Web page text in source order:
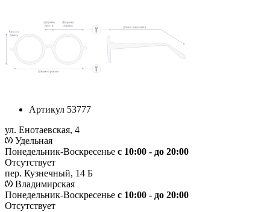
Артикул 53777
ул. Енотаевская, 4
Удельная
Понедельник-Воскресенье с 10:00 - до 20:00
Отсутствует
пер. Кузнечный, 14 Б
Владимирская
Понедельник-Воскресенье с 10:00 - до 20:00
Отсутствует